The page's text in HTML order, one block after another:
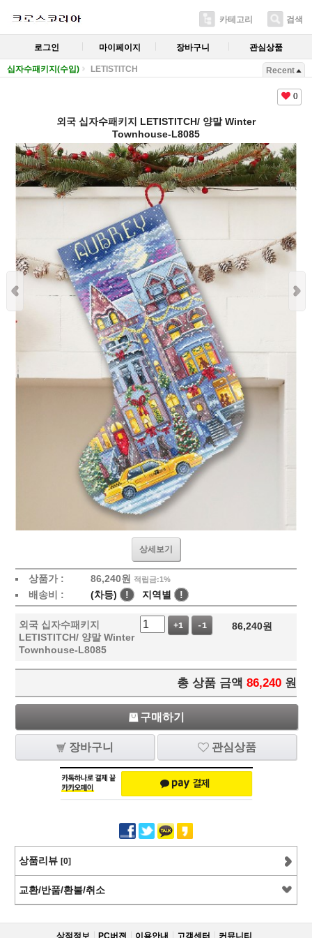
카테고리 검색
로그인 마이페이지 장바구니 관심상품
십자수패키지(수입) LETISTITCH Recent
0
외국 십자수패키지 LETISTITCH/ 양말 Winter
Townhouse-L8085
상세보기
상품가 : 86,240원 적립금:1%
배송비 : (차등) ! 지역별 !
외국 십자수패키지
LETISTITCH/ 양말 Winter
Townhouse-L8085
+1 -1 86,240원
총 상품 금액 86,240 원
구매하기
장바구니 관심상품
상품리뷰 [0]
교환/반품/환불/취소
상점정보 PC버젼 이용안내 고객센터 커뮤니티